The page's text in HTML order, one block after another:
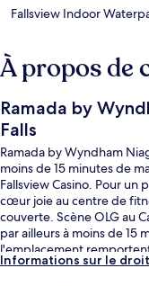
Fallsview Indoor
À propos de
Ramada by
Falls
Ramada by Wyndham
moins de 15 minutes de
Fallsview Casino. Pour
cœur joie au centre de
couverte. Scène OLG au
par ailleurs à moins de 15
l'emplacement
voyageurs.
Informations sur le